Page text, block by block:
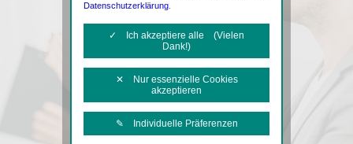
Datenschutzerklärung
✓ Ich akzeptiere alle (Vielen
Dank!)
✕ Nur essenzielle Cookies
akzeptieren
✎ Individuelle Präferenzen